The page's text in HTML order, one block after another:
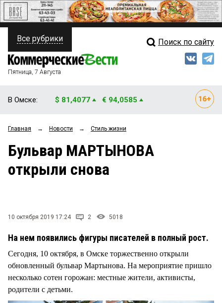
ПОЛИТИКА
ФИНАНСЫ
ОБЩЕСТВО
ЗАКОН
НОВОСТИ КОМПАНИЙ
СТИЛЬ ЖИЗНИ
Свежий выпуск
Рейтинги
Все рубрики Поиск по сайту
Пятница, 7 Августа
В Омске: $ 81,4077 € 94,0585
Главная → Новости → Стиль жизни
Бульвар МАРТЫНОВА
открыли снова
10 октября 2019 17:24 2 5018
На нем появились фигуры писателей в полный рост.
Сегодня, 10 октября, в Омске торжественно открыли
обновленный бульвар Мартынова. На мероприятие пришло
несколько сотен горожан: местные жители, активисты,
родители с детьми.